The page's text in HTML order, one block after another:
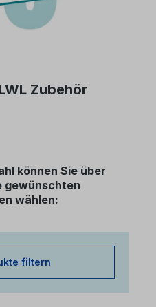
Zubehör
können Sie über
gewünschten
wählen:
filtern